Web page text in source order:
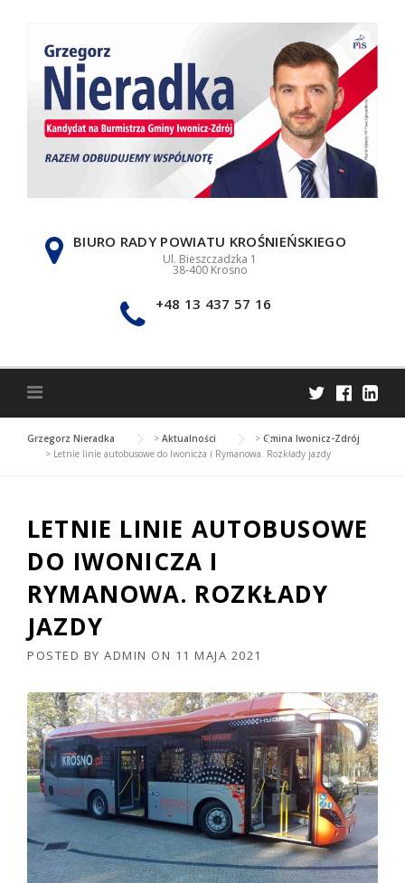
BIURO RADY POWIATU KROŚNIEŃSKIEGO
Ul. Bieszczadzka 1
38-400 Krosno
+48 13 437 57 16
Grzegorz Nieradka > Aktualności > Gmina Iwonicz-Zdrój
> Letnie linie autobusowe do Iwonicza i Rymanowa. Rozkłady jazdy
LETNIE LINIE AUTOBUSOWE
DO IWONICZA I
RYMANOWA. ROZKŁADY
JAZDY
POSTED BY ADMIN ON 11 MAJA 2021